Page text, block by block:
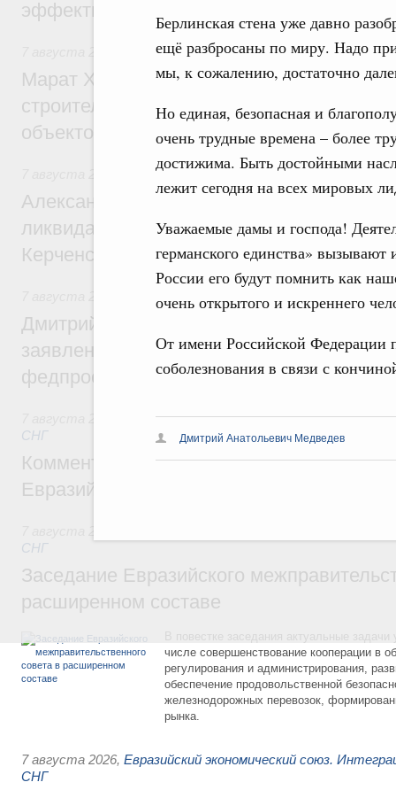
Берлинская стена уже давно
ещё разбросаны по миру. Надо
мы, к сожалению, достаточно
Но единая, безопасная и
очень трудные времена – более
достижима. Быть достойными
лежит сегодня на всех мировых
Уважаемые дамы и господа!
германского единства»
России его будут помнить как
очень открытого и искреннего
От имени Российской Федерации
соболезнования в связи с
Дмитрий Анатольевич Медведев
эффективность поддержки сельских
Экономика городов. Городская среда
Марат Хуснуллин: «Единый заказчик»
строительство и реконструкцию более
объектов
Чрезвычайные ситуации и ликвидация их
Александр Козлов провёл заседание
ликвидации последствий чрезвычайной
Керченском проливе
Дмитрий Чернышенко: Установлен
заявлений от абитуриентов колледжей и
федпроекта «Профессионалитет»
Евразийский экономический союз.
СНГ
Комментарий Алексея Оверчука по
Евразийского межправительственного
СНГ
Заседание Евразийского
расширенном составе
числе совершенствование кооперации в
регулирования и администрирования,
обеспечение продовольственной
железнодорожных перевозок,
рынка.
7 августа 2026, Евразийский экономический союз.
СНГ